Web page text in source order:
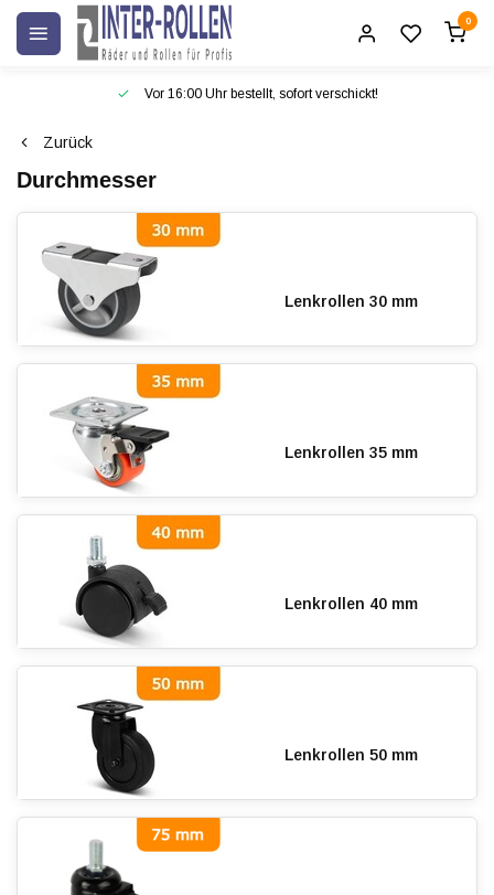
0
Vor 16:00 Uhr bestellt, sofort verschickt!
Zurück
Durchmesser
Lenkrollen 30 mm
Lenkrollen 35 mm
Lenkrollen 40 mm
Lenkrollen 50 mm